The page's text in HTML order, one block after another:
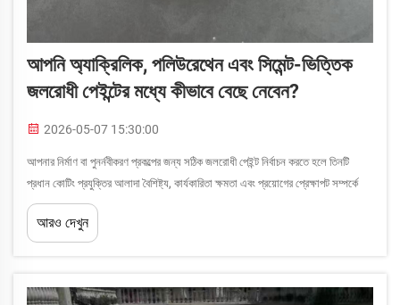
আপনি অ্যাক্রিলিক, পলিউরেথেন এবং সিমেন্ট-ভিত্তিক
জলরোধী পেইন্টের মধ্যে কীভাবে বেছে নেবেন?
2026-05-07 15:30:00
আপনার নির্মাণ বা পুনর্নবীকরণ প্রকল্পের জন্য সঠিক জলরোধী পেইন্ট নির্বাচন করতে হলে তিনটি
প্রধান কোটিং প্রযুক্তির আলাদা বৈশিষ্ট্য, কার্যকারিতা ক্ষমতা এবং প্রয়োগের প্রেক্ষাপট সম্পর্কে
স্পষ্ট ধারণা থাকা আবশ্যিক। অ্যাক্রিলিক-ভিত্তিক, পলিউরেথেন...
আরও দেখুন